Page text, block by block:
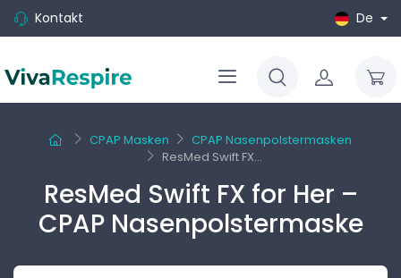
Kontakt De
CPAP Masken
CPAP Nasenpolstermasken
ResMed Swift FX...
ResMed Swift FX for Her –
CPAP Nasenpolstermaske